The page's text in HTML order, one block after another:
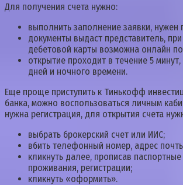
Для получения счета нужно:
выполнить заполнение заявки, нужен
документы выдаст представитель,
дебетовой карты возможна онлайн
открытие проходит в течение 5
дней и ночного времени.
Еще проще приступить к Тинькофф
банка, можно воспользоваться личным
нужна регистрация, для открытия счета
выбрать брокерский счет или ИИС;
вбить телефонный номер, адрес
кликнуть далее, прописав
проживания, регистрации;
кликнуть «оформить».